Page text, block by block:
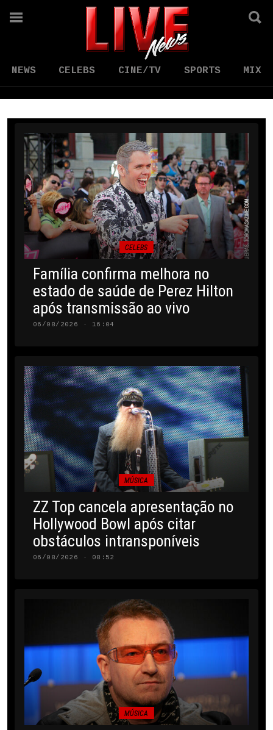
NEWS CELEBS CINE/TV SPORTS MIX
CELEBS
Família confirma melhora no
estado de saúde de Perez Hilton
após transmissão ao vivo
06/08/2026 · 16:04
MÚSICA
ZZ Top cancela apresentação no
Hollywood Bowl após citar
obstáculos intransponíveis
06/08/2026 · 08:52
MÚSICA